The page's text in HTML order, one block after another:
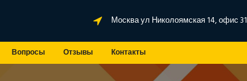
Москва ул Николоямская 14, офис 31
Вопросы Отзывы Контакты